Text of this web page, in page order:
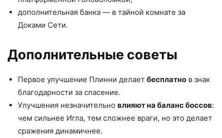
дополнительная банка — в тайной комнате за
Доками Сети.
Дополнительные советы
Первое улучшение Плинни делает бесплатно в знак
благодарности за спасение.​
Улучшения незначительно влияют на баланс боссов:
чем сильнее Игла, тем сложнее враги, но это делает
сражения динамичнее.​